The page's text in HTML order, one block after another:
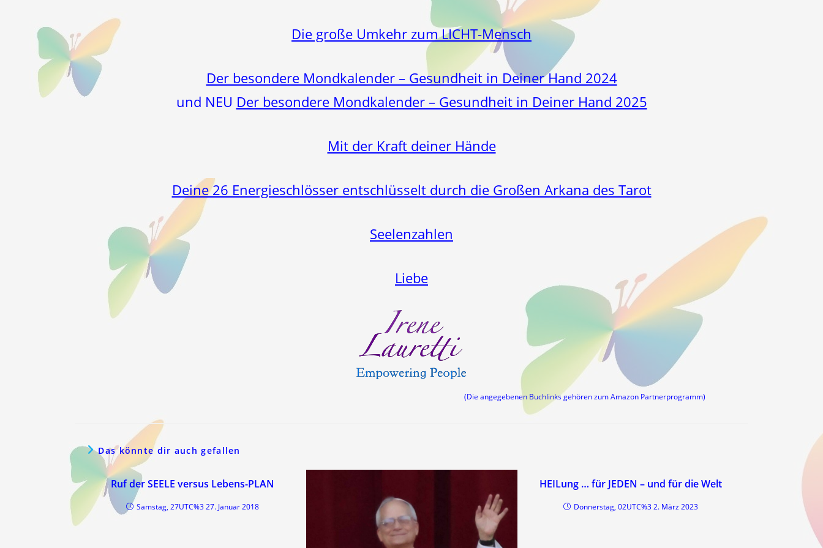
Die große Umkehr zum LICHT-Mensch
Der besondere Mondkalender – Gesundheit in Deiner Hand 2024
und NEU Der besondere Mondkalender – Gesundheit in Deiner Hand 2025
Mit der Kraft deiner Hände
Deine 26 Energieschlösser entschlüsselt durch die Großen Arkana des Tarot
Seelenzahlen
Liebe
(Die angegebenen Buchlinks gehören zum Amazon Partnerprogramm)
Das könnte dir auch gefallen
Ruf der SEELE versus Lebens-PLAN
Samstag, 27UTC%3 27. Januar 2018
HEILung … für JEDEN – und für die Welt
Donnerstag, 02UTC%3 2. März 2023